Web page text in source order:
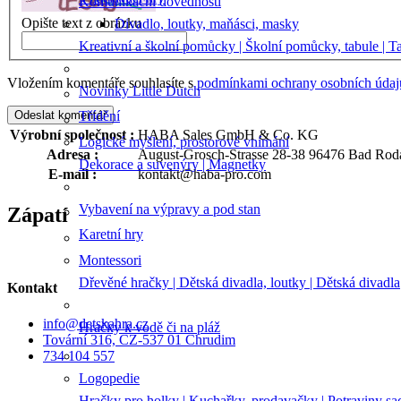
Třídění
Karetní hry
Divadlo, loutky, maňásci, masky
Logické myšlení, prostorové vnímání
Montessori
Logopedie
Kreativní a školní pomůcky | Školní pomůcky, tabule |
Dekorace a suvenýry | Magnetky
Dřevěné hračky | Dětská divadla, loutky | Dětská divadla
Novinky Little Dutch
Vybavení na výpravy a pod stan
Hračky k vodě či na pláž
Opište text z obrázku
Vložením komentáře souhlasíte spodmínkami ochrany osobních
Odeslat komentář
Výrobní společnost : HABA Sales GmbH & Co. KG
Adresa :
August-Grosch-Strasse 28-38 96476 Bad
E-mail: kontakt@haba-pro.com
Zápatí
Kontakt
info@detskahra.cz
Tovární 316, CZ-537 01 Chrudim
734 104 557